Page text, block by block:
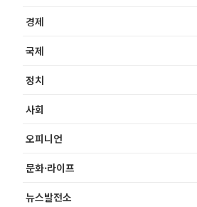
경제
국제
정치
사회
오피니언
문화·라이프
뉴스발전소